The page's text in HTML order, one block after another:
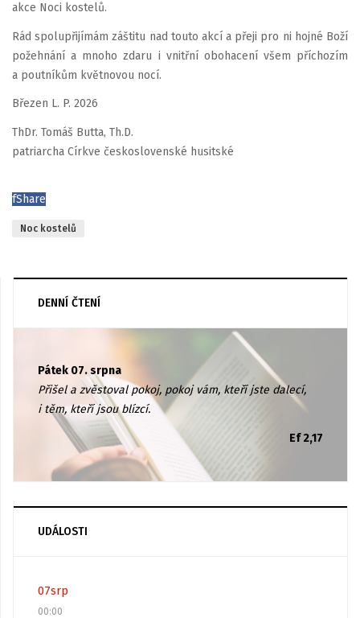
akce Noci kostelů.
Rád spolupřijímám záštitu nad touto akcí a přeji pro ni hojné Boží
požehnání a mnoho zdaru i vnitřní obohacení všem příchozím
a poutníkům květnovou nocí.
Březen L. P. 2026
ThDr. Tomáš Butta, Th.D.
patriarcha Církve československé husitské
fShare
Noc kostelů
DENNÍ ČTENÍ
Pátek 07. srpna
Přišel a zvěstoval pokoj, pokoj vám, kteří jste dalecí,
i těm, kteří jsou blízcí.
Ef 2,17
UDÁLOSTI
07srp
00:00